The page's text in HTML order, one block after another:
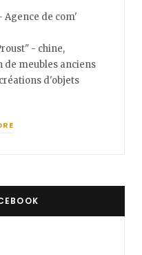
Agence de com'
- chine,
meubles anciens
d'objets